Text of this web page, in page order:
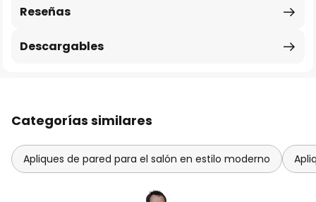
Reseñas
Descargables
Categorías similares
Apliques de pared para el salón en estilo moderno